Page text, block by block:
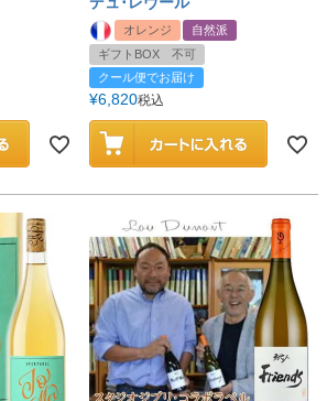
オレンジ
自然派
ギフトBOX 不可
クール便でお届け
¥6,820税込